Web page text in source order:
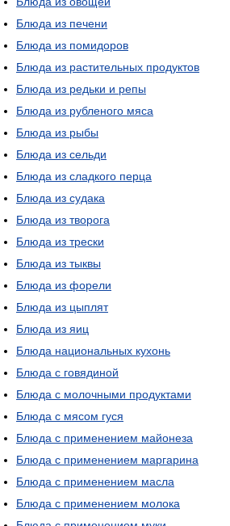
Блюда из печени
Блюда из помидоров
Блюда из растительных продуктов
Блюда из редьки и репы
Блюда из рубленого мяса
Блюда из рыбы
Блюда из сельди
Блюда из сладкого перца
Блюда из судака
Блюда из творога
Блюда из трески
Блюда из тыквы
Блюда из форели
Блюда из цыплят
Блюда из яиц
Блюда национальных кухонь
Блюда с говядиной
Блюда с молочными продуктами
Блюда с мясом гуся
Блюда с применением майонеза
Блюда с применением маргарина
Блюда с применением масла
Блюда с применением молока